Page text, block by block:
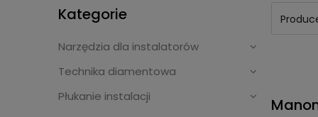
Kategorie
Narzędzia dla instalatorów
Technika diamentowa
Płukanie instalacji